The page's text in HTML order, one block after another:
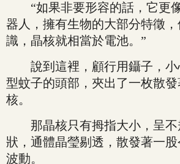
“如果非要形容的話，它更
器人，擁有生物的大部分特徵
識，晶核就相當於電池。”
說到這裡，顧行用鑷子，小
型蚊子的頭部，夾出了一枚散
核。
那晶核只有拇指大小，呈不
狀，通體晶瑩剔透，散發著一
波動。